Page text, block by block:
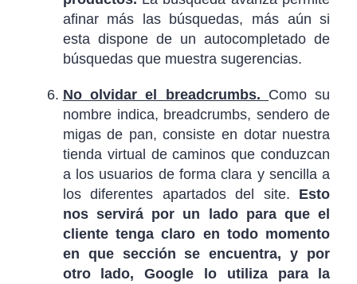
afinar más las búsquedas, más aún si
esta dispone de un autocompletado de
búsquedas que muestra sugerencias.
No olvidar el breadcrumbs. Como su
nombre indica, breadcrumbs, sendero de
migas de pan, consiste en dotar nuestra
tienda virtual de caminos que conduzcan
a los usuarios de forma clara y sencilla a
los diferentes apartados del site. Esto
nos servirá por un lado para que el
cliente tenga claro en todo momento
en que sección se encuentra, y por
otro lado, Google lo utiliza para la